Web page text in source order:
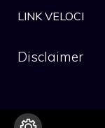
LINK VELOCI
Disclaimer